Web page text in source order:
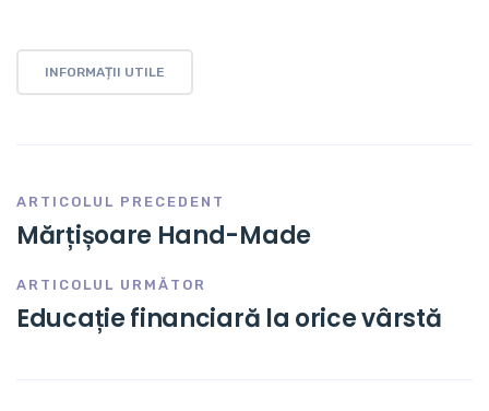
INFORMAȚII UTILE
ARTICOLUL PRECEDENT
Mărțișoare Hand-Made
ARTICOLUL URMĂTOR
Educație financiară la orice vârstă